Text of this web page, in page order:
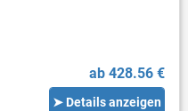
ab 428.56 €
➤ Details anzeigen